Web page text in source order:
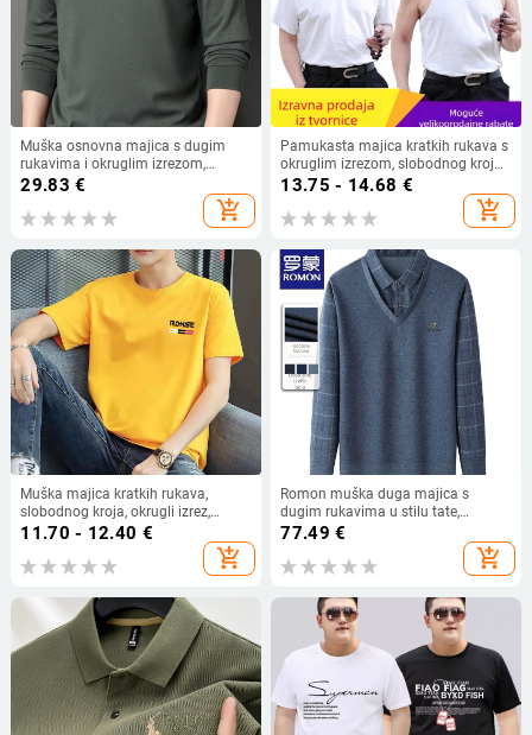
Muška osnovna majica s dugim
rukavima i okruglim izrezom,
opušten kroj, jednobojna
29.83 €
add_shopping_cart
Pamukasta majica kratkih rukava s
okruglim izrezom, slobodnog kroja,
za muškarce srednje dobi
13.75 - 14.68 €
add_shopping_cart
Muška majica kratkih rukava,
slobodnog kroja, okrugli izrez,
kratke rukave; materijal: mliječna
svila (poliestera 95%), geometrijski
print, ljeto
11.70 - 12.40 €
add_shopping_cart
Romon muška duga majica s
dugim rukavima u stilu tate,
prugasti osnovni sloj, proljeće 2025
77.49 €
add_shopping_cart